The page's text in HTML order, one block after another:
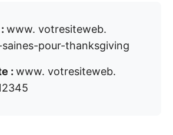
www. votresiteweb.
pour-thanksgiving
: www. votresiteweb.